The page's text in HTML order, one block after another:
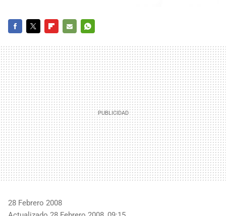
MAIL
28 Febrero 2008